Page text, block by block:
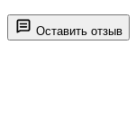
Оставить отзыв